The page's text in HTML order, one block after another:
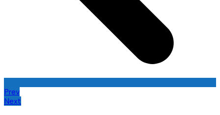
Prev
Next